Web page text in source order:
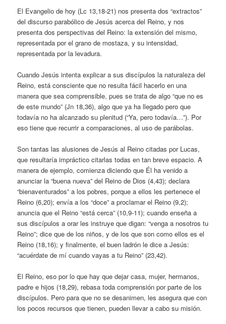
El Evangelio de hoy (Lc 13,18-21) nos presenta dos “extractos”
del discurso parabólico de Jesús acerca del Reino, y nos
presenta dos perspectivas del Reino: la extensión del mismo,
representada por el grano de mostaza, y su intensidad,
representada por la levadura.
Cuando Jesús intenta explicar a sus discípulos la naturaleza del
Reino, está consciente que no resulta fácil hacerlo en una
manera que sea comprensible, pues se trata de algo “que no es
de este mundo” (Jn 18,36), algo que ya ha llegado pero que
todavía no ha alcanzado su plenitud (“Ya, pero todavía…”). Por
eso tiene que recurrir a comparaciones, al uso de parábolas.
Son tantas las alusiones de Jesús al Reino citadas por Lucas,
que resultaría impráctico citarlas todas en tan breve espacio. A
manera de ejemplo, comienza diciendo que Él ha venido a
anunciar la “buena nueva” del Reino de Dios (4,43); declara
“bienaventurados” a los pobres, porque a ellos les pertenece el
Reino (6,20); envía a los “doce” a proclamar el Reino (9,2);
anuncia que el Reino “está cerca” (10,9-11); cuando enseña a
sus discípulos a orar les instruye que digan: “venga a nosotros tu
Reino”; dice que de los niños, y de los que son como ellos es el
Reino (18,16); y finalmente, el buen ladrón le dice a Jesús:
“acuérdate de mí cuando vayas a tu Reino” (23,42).
El Reino, eso por lo que hay que dejar casa, mujer, hermanos,
padre e hijos (18,29), rebasa toda comprensión por parte de los
discípulos. Pero para que no se desanimen, les asegura que con
los pocos recursos que tienen, pueden llevar a cabo su misión.